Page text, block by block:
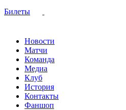
Билеты
Новости
Матчи
Команда
Медиа
Клуб
История
Контакты
Фаншоп